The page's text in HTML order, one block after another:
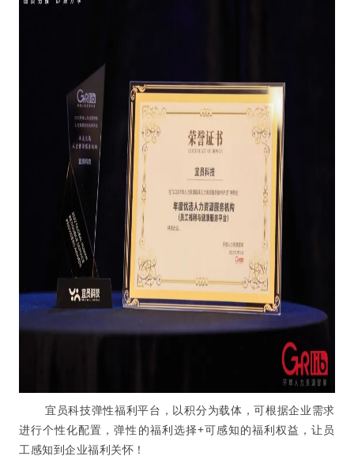
宜 员科技弹性福利平台，以积分为载体，可根据企业需求
进行个性化配置，弹性的福利选择+可感知的福利权益，让员
工感知到企业福利关怀！